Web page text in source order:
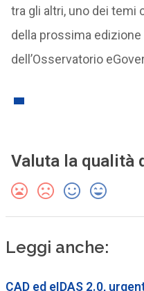
tra gli altri, uno dei temi
della prossima edizione
dell’Osservatorio
Valuta la qualità
Leggi anche:
CAD ed eIDAS 2.0,